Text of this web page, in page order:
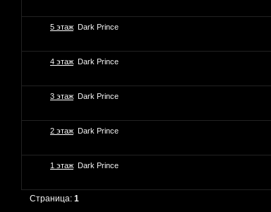
5 этаж Dark Prince
4 этаж Dark Prince
3 этаж Dark Prince
2 этаж Dark Prince
1 этаж Dark Prince
Страница:1